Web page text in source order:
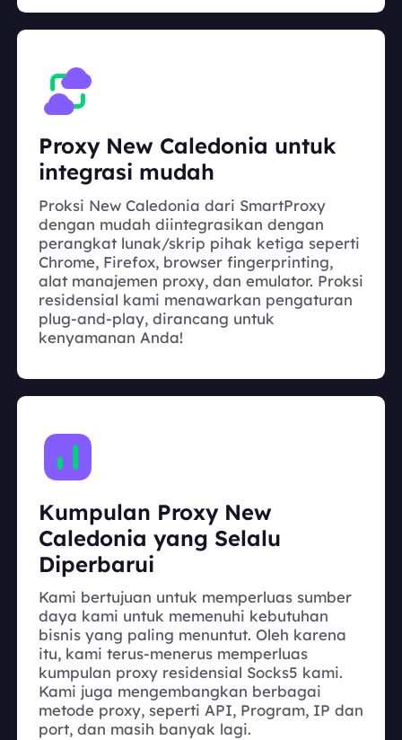
Proxy New Caledonia untuk
integrasi mudah
Proksi New Caledonia dari SmartProxy
dengan mudah diintegrasikan dengan
perangkat lunak/skrip pihak ketiga seperti
Chrome, Firefox, browser fingerprinting,
alat manajemen proxy, dan emulator. Proksi
residensial kami menawarkan pengaturan
plug-and-play, dirancang untuk
kenyamanan Anda!
Kumpulan Proxy New
Caledonia yang Selalu
Diperbarui
Kami bertujuan untuk memperluas sumber
daya kami untuk memenuhi kebutuhan
bisnis yang paling menuntut. Oleh karena
itu, kami terus-menerus memperluas
kumpulan proxy residensial Socks5 kami.
Kami juga mengembangkan berbagai
metode proxy, seperti API, Program, IP dan
port, dan masih banyak lagi.